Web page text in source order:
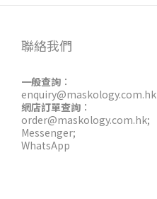
聯絡我們
一般查詢 ：
enquiry@maskology.com.hk
網店訂單查詢 ：
order@maskology.com.hk;
Messenger;
WhatsApp